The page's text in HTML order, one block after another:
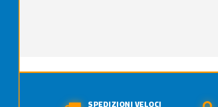
SPEDIZIONI VELOCI